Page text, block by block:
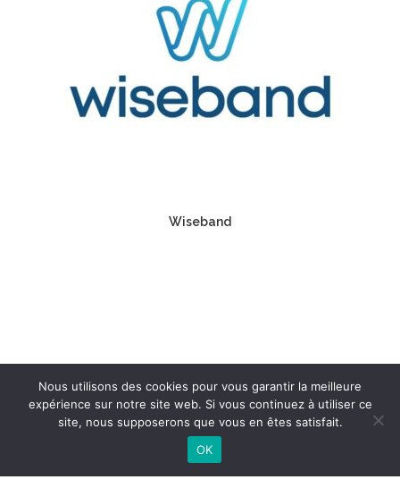
Wiseband
Nous utilisons des cookies pour vous garantir la meilleure
expérience sur notre site web. Si vous continuez à utiliser ce
site, nous supposerons que vous en êtes satisfait.
OK